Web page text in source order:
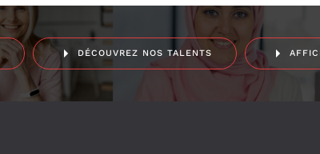
DÉCOUVREZ NOS TALENTS